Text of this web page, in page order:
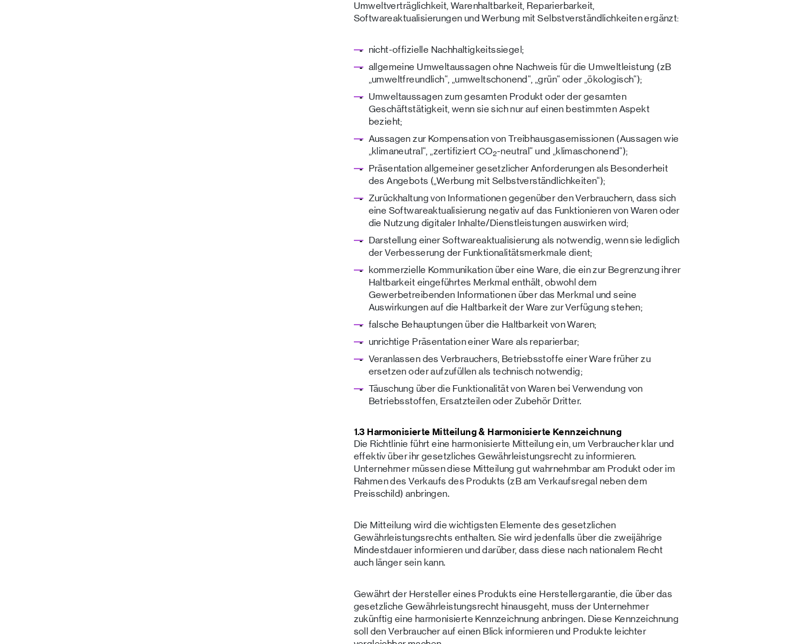
Umweltverträglichkeit, Warenhaltbarkeit, Reparierbarkeit,
Softwareaktualisierungen und Werbung mit Selbstverständlichkeiten ergänzt:
nicht-offizielle Nachhaltigkeitssiegel;
allgemeine Umweltaussagen ohne Nachweis für die Umweltleistung (zB
„umweltfreundlich“, „umweltschonend“, „grün“ oder „ökologisch“);
Umweltaussagen zum gesamten Produkt oder der gesamten
Geschäftstätigkeit, wenn sie sich nur auf einen bestimmten Aspekt
bezieht;
Aussagen zur Kompensation von Treibhausgasemissionen (Aussagen wie
„klimaneutral“, „zertifiziert CO2-neutral“ und „klimaschonend“);
Präsentation allgemeiner gesetzlicher Anforderungen als Besonderheit
des Angebots („Werbung mit Selbstverständlichkeiten“);
Zurückhaltung von Informationen gegenüber den Verbrauchern, dass sich
eine Softwareaktualisierung negativ auf das Funktionieren von Waren oder
die Nutzung digitaler Inhalte/Dienstleistungen auswirken wird;
Darstellung einer Softwareaktualisierung als notwendig, wenn sie lediglich
der Verbesserung der Funktionalitätsmerkmale dient;
kommerzielle Kommunikation über eine Ware, die ein zur Begrenzung ihrer
Haltbarkeit eingeführtes Merkmal enthält, obwohl dem
Gewerbetreibenden Informationen über das Merkmal und seine
Auswirkungen auf die Haltbarkeit der Ware zur Verfügung stehen;
falsche Behauptungen über die Haltbarkeit von Waren;
unrichtige Präsentation einer Ware als reparierbar;
Veranlassen des Verbrauchers, Betriebsstoffe einer Ware früher zu
ersetzen oder aufzufüllen als technisch notwendig;
Täuschung über die Funktionalität von Waren bei Verwendung von
Betriebsstoffen, Ersatzteilen oder Zubehör Dritter.
1.3 Harmonisierte Mitteilung & Harmonisierte Kennzeichnung
Die Richtlinie führt eine harmonisierte Mitteilung ein, um Verbraucher klar und
effektiv über ihr gesetzliches Gewährleistungsrecht zu informieren.
Unternehmer müssen diese Mitteilung gut wahrnehmbar am Produkt oder im
Rahmen des Verkaufs des Produkts (zB am Verkaufsregal neben dem
Preisschild) anbringen.
Die Mitteilung wird die wichtigsten Elemente des gesetzlichen
Gewährleistungsrechts enthalten. Sie wird jedenfalls über die zweijährige
Mindestdauer informieren und darüber, dass diese nach nationalem Recht
auch länger sein kann.
Gewährt der Hersteller eines Produkts eine Herstellergarantie, die über das
gesetzliche Gewährleistungsrecht hinausgeht, muss der Unternehmer
zukünftig eine harmonisierte Kennzeichnung anbringen. Diese Kennzeichnung
soll den Verbraucher auf einen Blick informieren und Produkte leichter